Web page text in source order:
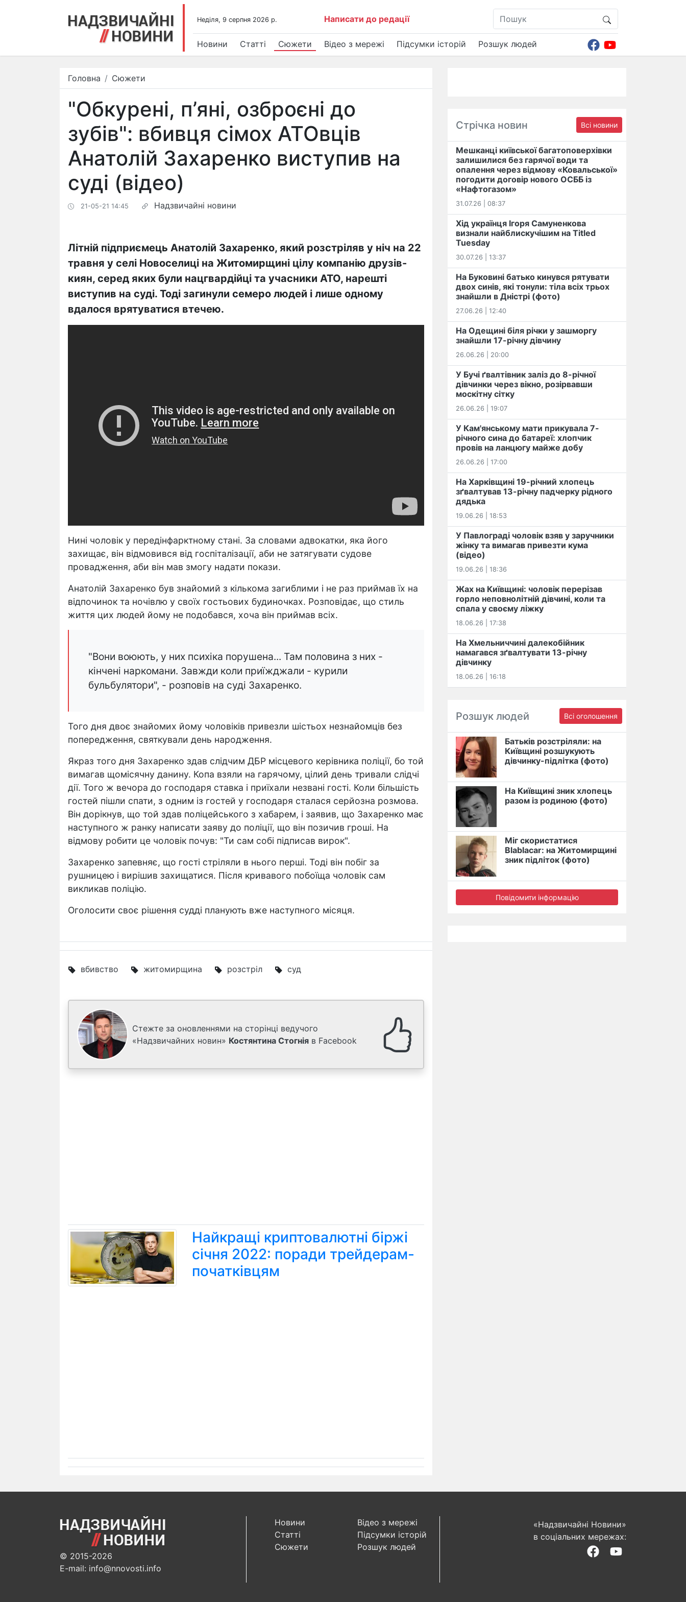
Недiля, 9 серпня 2026 р. Написати до редації
Новини Статті Сюжети Відео з мережі Підсумки історій Розшук людей
Головна Сюжети
"Обкурені, п’яні, озброєні до
зубів": вбивця сімох АТОвців
Анатолій Захаренко виступив на
суді (відео)
21-05-21 14:45 Надзвичайні новини
Літній підприємець Анатолій Захаренко, який розстріляв у ніч на 22
травня у селі Новоселиці на Житомирщині цілу компанію друзів-
киян, серед яких були нацгвардійці та учасники АТО, нарешті
виступив на суді. Тоді загинули семеро людей і лише одному
вдалося врятуватися втечею.
Нині чоловік у передінфарктному стані. За словами адвокатки, яка його
захищає, він відмовився від госпіталізації, аби не затягувати судове
провадження, аби він мав змогу надати покази.
Анатолій Захаренко був знайомий з кількома загиблими і не раз приймав їх на
відпочинок та ночівлю у своїх гостьових будиночках. Розповідає, що стиль
життя цих людей йому не подобався, хоча він приймав всіх.
"Вони воюють, у них психіка порушена... Там половина з них -
кінчені наркомани. Завжди коли приїжджали - курили
бульбулятори", - розповів на суді Захаренко.
Того дня двоє знайомих йому чоловіків привезли шістьох незнайомців без
попередження, святкували день народження.
Якраз того дня Захаренко здав слідчим ДБР місцевого керівника поліції, бо той
вимагав щомісячну данину. Копа взяли на гарячому, цілий день тривали слідчі
дії. Того ж вечора до господаря ставка і приїхали незвані гості. Коли більшість
гостей пішли спати, з одним із гостей у господаря сталася серйозна розмова.
Він дорікнув, що той здав поліцейського з хабарем, і заявив, що Захаренко має
наступного ж ранку написати заяву до поліції, що він позичив гроші. На
відмову робити це чоловік почув: "Ти сам собі підписав вирок".
Захаренко запевняє, що гості стріляли в нього перші. Тоді він побіг за
рушницею і вирішив захищатися. Після кривавого побоїща чоловік сам
викликав поліцію.
Оголосити своє рішення судді планують вже наступного місяця.
вбивство житомирщина розстріл суд
Стежте за оновленнями на сторінці ведучого
«Надзвичайних новин» Костянтина Стогнія в Facebook
Найкращі криптовалютні біржі
січня 2022: поради трейдерам-
початківцям
Стрічка новин Всі новини
Мешканці київської багатоповерхівки
залишилися без гарячої води та
опалення через відмову «Ковальської»
погодити договір нового ОСББ із
«Нафтогазом»
31.07.26 | 08:37
Хід українця Ігоря Самуненкова
визнали найблискучішим на Titled
Tuesday
30.07.26 | 13:37
На Буковині батько кинувся рятувати
двох синів, які тонули: тіла всіх трьох
знайшли в Дністрі (фото)
27.06.26 | 12:40
На Одещині біля річки у зашморгу
знайшли 17-річну дівчину
26.06.26 | 20:00
У Бучі ґвалтівник заліз до 8-річної
дівчинки через вікно, розірвавши
москітну сітку
26.06.26 | 19:07
У Кам'янському мати прикувала 7-
річного сина до батареї: хлопчик
провів на ланцюгу майже добу
26.06.26 | 17:00
На Харківщині 19-річний хлопець​
️зґвалтував 13-річну падчерку рідного
дядька
19.06.26 | 18:53
У Павлограді чоловік взяв у заручники
жінку та вимагав привезти кума
(відео)
19.06.26 | 18:36
Жах на Київщині: чоловік перерізав
горло неповнолітній дівчині, коли та
спала у своєму ліжку
18.06.26 | 17:38
На Хмельниччині далекобійник
намагався зґвалтувати 13-річну
дівчинку
18.06.26 | 16:18
Розшук людей Всі оголошення
Батьків розстріляли: на
Київщині розшукують
дівчинку-підлітка (фото)
На Київщині зник хлопець
разом із родиною (фото)
Міг скористатися
Blablacar: на Житомирщині
зник підліток (фото)
Повідомити інформацію
© 2015-2026
E-mail: info@nnovosti.info
Новини
Статті
Сюжети
Відео з мережі
Підсумки історій
Розшук людей
«Надзвичайні Новини»
в соціальних мережах: